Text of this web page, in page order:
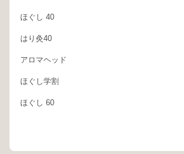
ほぐし 40
はり灸40
アロマヘッド
ほぐし学割
ほぐし 60